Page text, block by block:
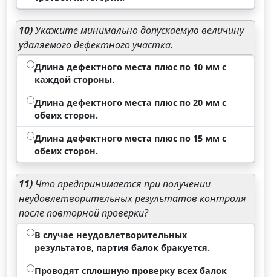
10)Укажите минимально допускаемую величину
удаляемого дефектного участка.
Длина дефектного места плюс по 10 мм с
каждой стороны.
Длина дефектного места плюс по 20 мм с
обеих сторон.
Длина дефектного места плюс по 15 мм с
обеих сторон.
11) Что предпринимается при получении
неудовлетворительных результатов контроля
после повторной проверки?
В случае неудовлетворительных
результатов, партия балок бракуется.
Проводят сплошную проверку всех балок